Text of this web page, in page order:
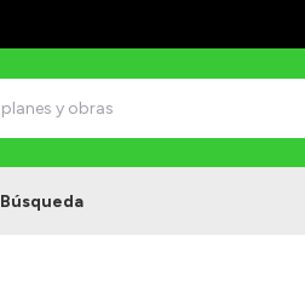
Búsqueda